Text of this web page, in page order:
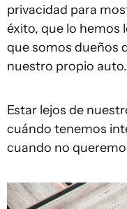
privacidad para
éxito, que lo hemos
que somos dueños
nuestro propio auto.
Estar lejos de
cuándo tenemos
cuando no